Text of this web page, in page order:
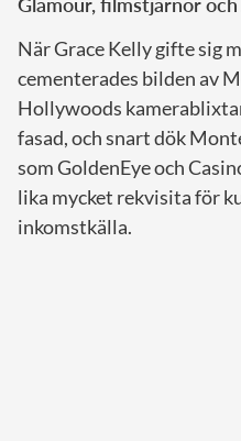
När Grace Kelly gifte sig
cementerades bilden av
Hollywoods
fasad, och snart dök
som GoldenEye och
lika mycket rekvisita för
inkomstkälla.